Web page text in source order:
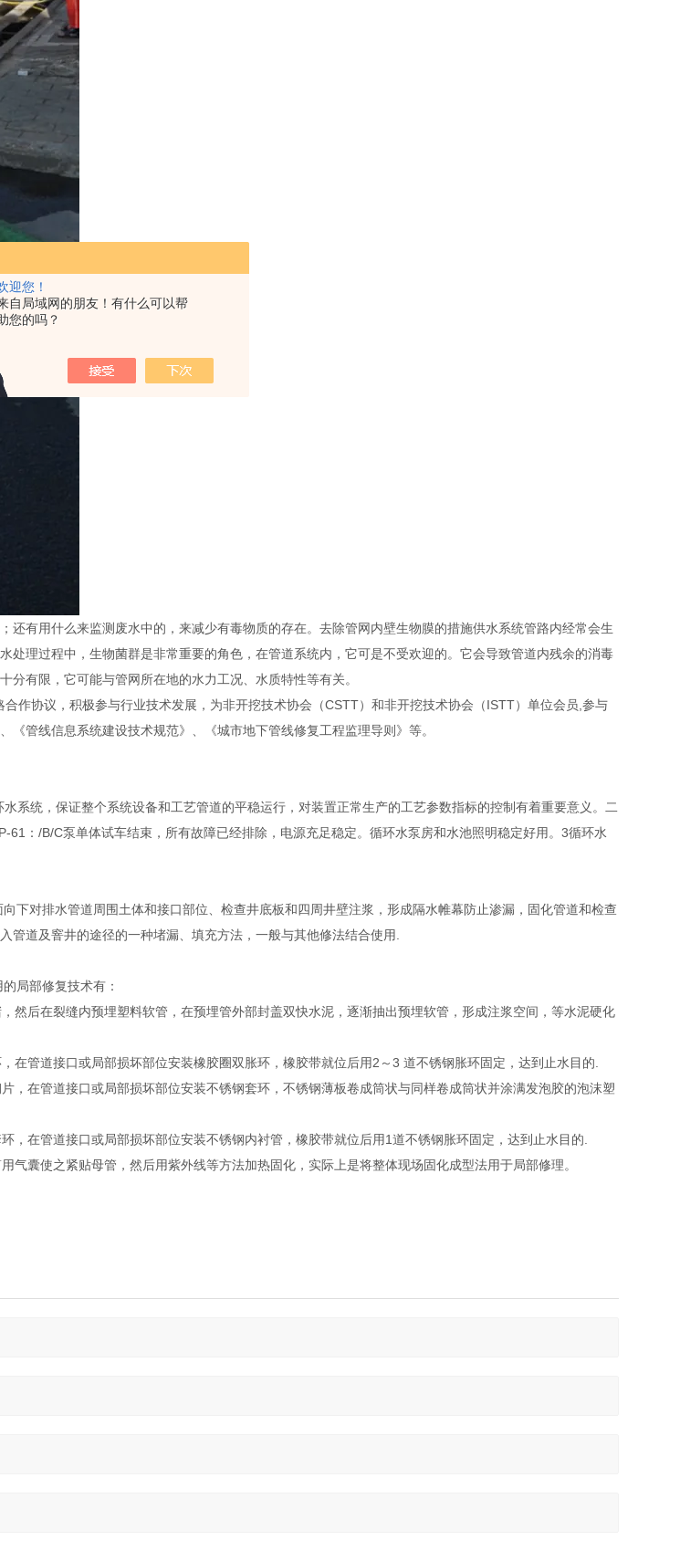
迎您！
自局域网的朋友！有什么可以帮
您的吗？
有用什么来监测废水中的，来减少有毒物质的存在。去除管网内壁生物膜的措施供水系统管路内经常会生
理过程中，生物菌群是非常重要的角色，在管道系统内，它可是不受欢迎的。它会导致管道内残余的消毒
有限，它可能与管网所在地的水力工况、水质特性等有关。
作协议，积极参与行业技术发展，为非开挖技术协会（CSTT）和非开挖技术协会（ISTT）单位会员,参与
管线信息系统建设技术规范》、《城市地下管线修复工程监理导则》等。
系统，保证整个系统设备和工艺管道的平稳运行，对装置正常生产的工艺参数指标的控制有着重要意义。二
：/B/C泵单体试车结束，所有故障已经排除，电源充足稳定。循环水泵房和水池照明稳定好用。3循环水
下对排水管道周围土体和接口部位、检查井底板和四周井壁注浆，形成隔水帷幕防止渗漏，固化管道和检查
管道及窨井的途径的一种堵漏、填充方法，一般与其他修法结合使用.
局部修复技术有：
然后在裂缝内预埋塑料软管，在预埋管外部封盖双快水泥，逐渐抽出预埋软管，形成注浆空间，等水泥硬化
在管道接口或局部损坏部位安装橡胶圈双胀环，橡胶带就位后用2～3 道不锈钢胀环固定，达到止水目的.
在管道接口或局部损坏部位安装不锈钢套环，不锈钢薄板卷成筒状与同样卷成筒状并涂满发泡胶的泡沫塑
在管道接口或局部损坏部位安装不锈钢内衬管，橡胶带就位后用1道不锈钢胀环固定，达到止水目的.
囊使之紧贴母管，然后用紫外线等方法加热固化，实际上是将整体现场固化成型法用于局部修理。